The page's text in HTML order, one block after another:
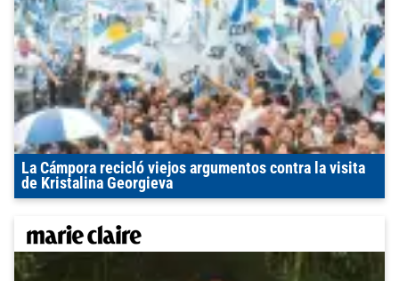
La Cámpora recicló viejos argumentos contra la visita
de Kristalina Georgieva